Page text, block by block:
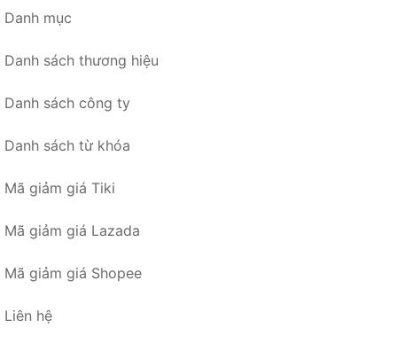
Danh mục
Danh sách thương hiệu
Danh sách công ty
Danh sách từ khóa
Mã giảm giá Tiki
Mã giảm giá Lazada
Mã giảm giá Shopee
Liên hệ